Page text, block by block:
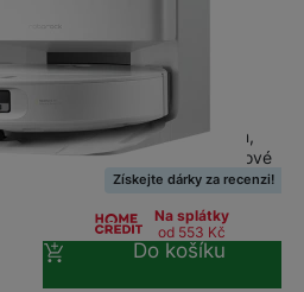
2 White
Získejte dárky za recenzi!
– robotický vysavač s mopem,
Pa HyperForce pro hloubkové
koberců • Duální…
Na splátky
od 553 Kč
Do košíku